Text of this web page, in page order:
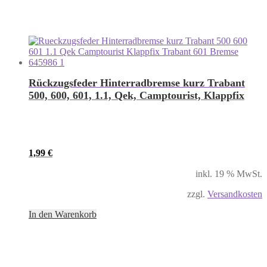
Rückzugsfeder Hinterradbremse kurz Trabant
500, 600, 601, 1.1, Qek, Camptourist, Klappfix
1,99 €
inkl. 19 % MwSt.
zzgl. Versandkosten
In den Warenkorb